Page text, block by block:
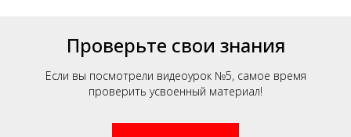
Проверьте свои знания
Если вы посмотрели видеоурок №5, самое время
проверить усвоенный материал!